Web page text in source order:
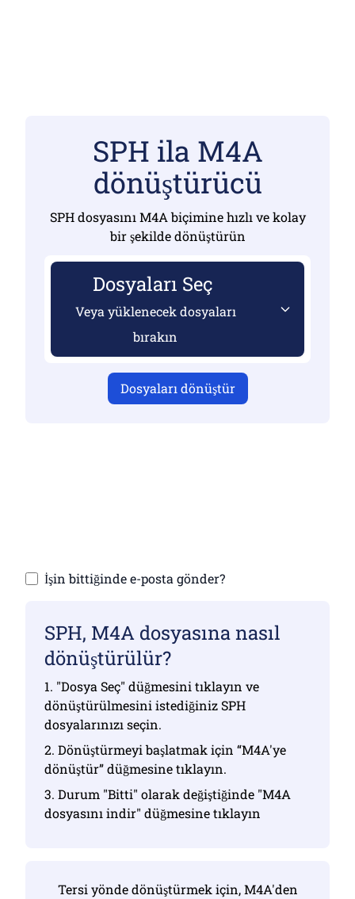
SPH ila M4A
dönüştürücü
SPH dosyasını M4A biçimine hızlı ve kolay
bir şekilde dönüştürün
Dosyaları Seç
Veya yüklenecek dosyaları
bırakın
Dosyaları dönüştür
İşin bittiğinde e-posta gönder?
SPH, M4A dosyasına nasıl
dönüştürülür?
1. "Dosya Seç" düğmesini tıklayın ve
dönüştürülmesini istediğiniz SPH
dosyalarınızı seçin.
2. Dönüştürmeyi başlatmak için “M4A'ye
dönüştür” düğmesine tıklayın.
3. Durum "Bitti" olarak değiştiğinde "M4A
dosyasını indir" düğmesine tıklayın
Tersi yönde dönüştürmek için, M4A'den